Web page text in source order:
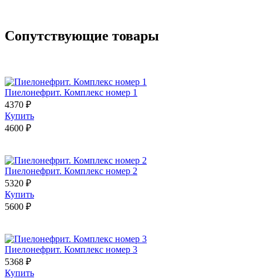
Сопутствующие товары
Пиелонефрит. Комплекс номер 1
4370 ₽
Купить
4600 ₽
Пиелонефрит. Комплекс номер 2
5320 ₽
Купить
5600 ₽
Пиелонефрит. Комплекс номер 3
5368 ₽
Купить